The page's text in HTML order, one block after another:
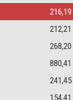
216,19
212,21
268,20
880,41
241,45
154,41